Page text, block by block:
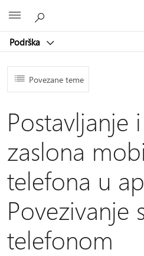
Podrška
Povezane teme
Postavljanje
zaslona
telefona u
Povezivanje
telefonom